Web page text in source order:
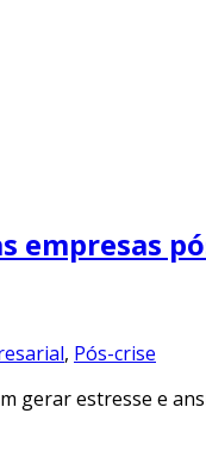
empresas
, Pós-crise
gerar estresse e